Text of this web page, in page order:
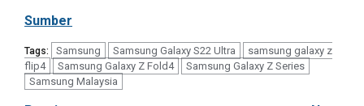
Sumber
Tags: Samsung Samsung Galaxy S22 Ultra
samsung galaxy z
flip4
Samsung Galaxy Z Fold4
Samsung Galaxy Z Series
Samsung Malaysia